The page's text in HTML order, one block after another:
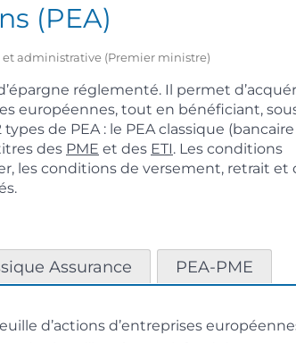
(PEA)
et administrative (Premier ministre)
réglementé. Il permet
européennes, tout en bénéficiant,
de PEA : le PEA classique
des PME et des ETI. Les conditions
les conditions de versement, retrait et
Assurance PEA-PME
d’actions d’entreprises